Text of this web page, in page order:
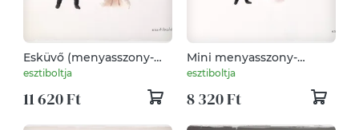
Esküvő (menyasszony-
vőlegény) - tűnemezelt
baba, dísz, függő damilon
esztiboltja
11 620 Ft
Mini menyasszony-
vőlegény damilon -
tűnemezelt dísz, függő
esztiboltja
8 320 Ft